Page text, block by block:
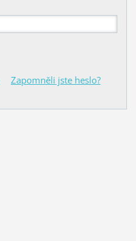
Zapomněli jste heslo?